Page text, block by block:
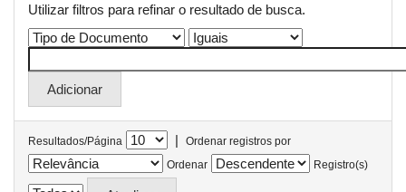
Utilizar filtros para refinar o resultado de busca.
Resultados/Página |
Ordenar registros por
Ordenar
Registro(s)